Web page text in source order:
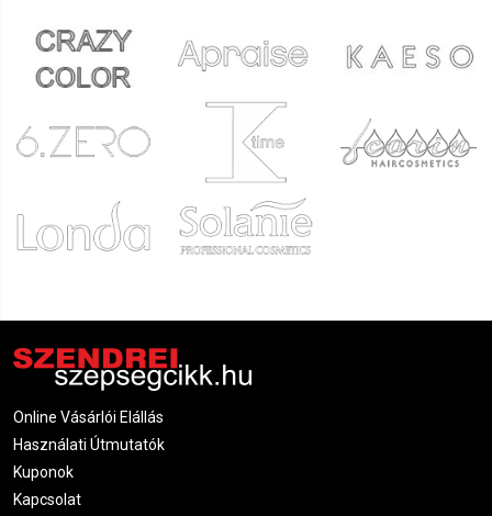
Online Vásárlói Elállás
Használati Útmutatók
Kuponok
Kapcsolat